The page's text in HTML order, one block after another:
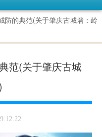
防的典范(关于肇庆古城墙：岭
范(关于肇庆古城